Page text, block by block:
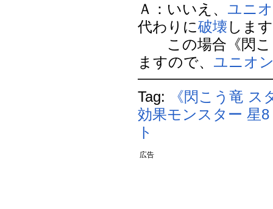
Ａ：いいえ、 ユニ
代わりに破壊 しま
この場合《閃こ
ますので、 ユニオ
Tag:
《閃こう竜 ス
効果モンスター 星8
ト
広告